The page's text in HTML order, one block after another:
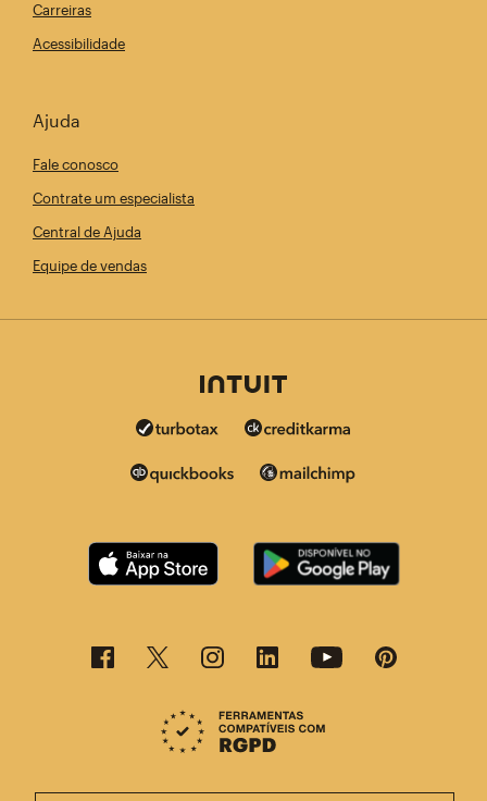
Carreiras
Acessibilidade
Ajuda
Fale conosco
Contrate um especialista
Central de Ajuda
Equipe de vendas